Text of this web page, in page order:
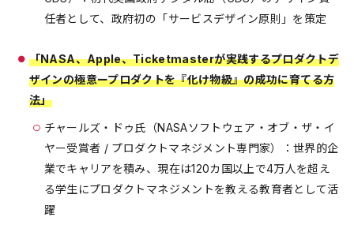
任者として、政府初の「サービスデザイン原則」を策定
「NASA、Apple、Ticketmasterが実践するプロダクトデ
ザインの極意ープロダクトを『化け物級』の成功に育てる方
法」
チャールズ・ドゥ氏（NASAソフトウェア・オブ・ザ・イ
ヤー受賞者 / プロダクトマネジメント専門家）：世界的企
業でキャリアを積み、現在は120カ国以上で4万人を超え
る学生にプロダクトマネジメントを教える教育者として活
躍